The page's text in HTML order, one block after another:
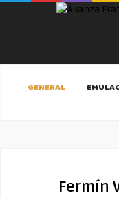
GENERAL
Fermín